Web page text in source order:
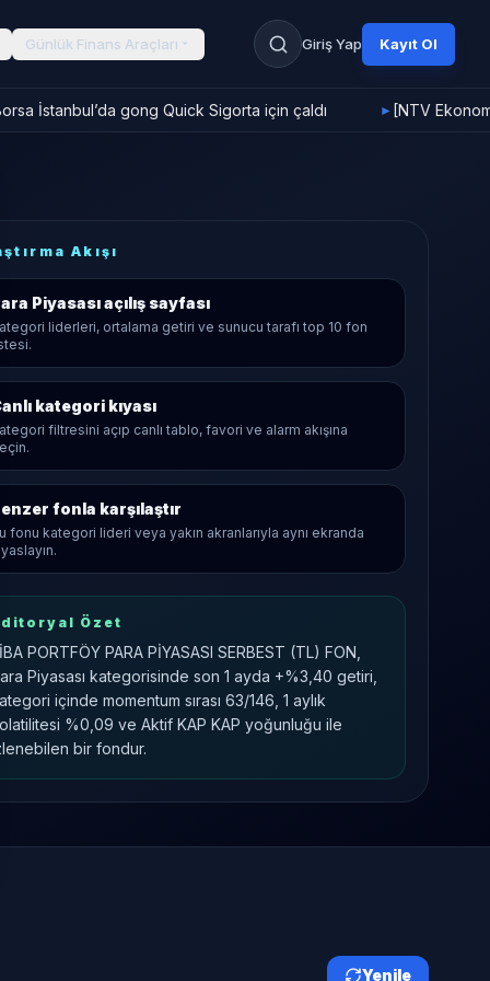
Günlük Finans Araçları Giriş Yap Kayıt Ol
İstanbul’da gong Quick Sigorta için çaldı ► [NTV
Akışı
Piyasasıaçılış sayfası
liderleri, ortalama getiri ve sunucu tarafı top 10 fon
kategori kıyası
filtresini açıp canlı tablo, favori ve alarm akışına
fonla karşılaştır
fonu kategori lideri veya yakın akranlarıyla aynı ekranda
Özet
PORTFÖY PARA PİYASASI SERBEST (TL) FON,
Piyasası kategorisinde son 1 ayda +%3,40 getiri,
içinde momentum sırası 63/146, 1 aylık
%0,09 ve Aktif KAP KAP yoğunluğu ile
bir fondur.
Yenile